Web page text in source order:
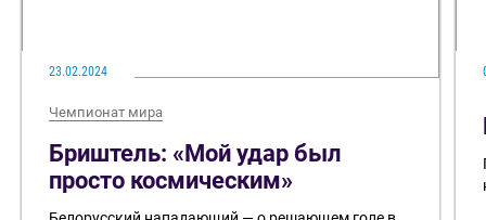
23.02.2024
Чемпионат мира
Бриштель: «Мой удар был
просто космическим»